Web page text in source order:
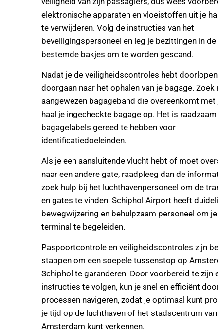
elektronische apparaten en vloeistoffen uit je
te verwijderen. Volg de instructies van het
beveiligingspersoneel en leg je bezittingen in
bestemde bakjes om te worden gescand.
Nadat je de veiligheidscontroles hebt
doorgaan naar het ophalen van je bagage. Zoek
aangewezen bagageband die overeenkomt met
haal je ingecheckte bagage op. Het is
bagagelabels gereed te hebben voor
identificatiedoeleinden.
Als je een aansluitende vlucht hebt of moet
naar een andere gate, raadpleeg dan de
zoek hulp bij het luchthavenpersoneel om de
en gates te vinden. Schiphol Airport heeft
bewegwijzering en behulpzaam personeel om
terminal te begeleiden.
Paspoortcontrole en veiligheidscontroles zijn
stappen om een soepele tussenstop op
Schiphol te garanderen. Door voorbereid te zijn
instructies te volgen, kun je snel en efficiënt
processen navigeren, zodat je optimaal kunt
je tijd op de luchthaven of het stadscentrum van
Amsterdam kunt verkennen.